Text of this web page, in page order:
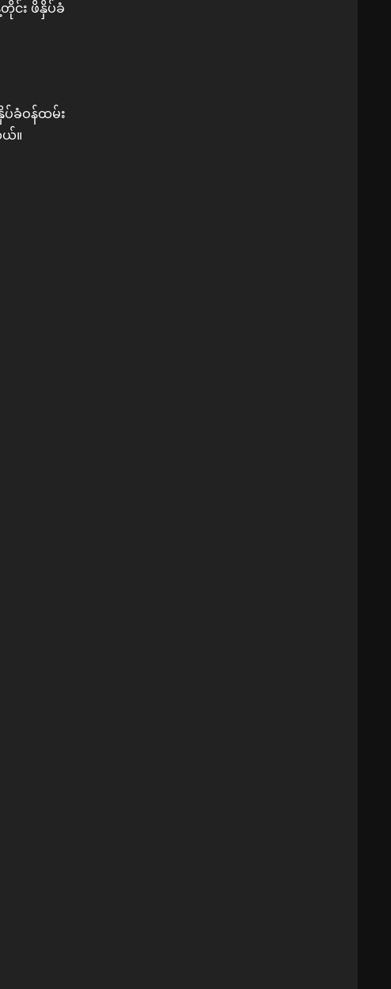
း ဖိနှိပ်ခံ
ခံဝန်ထမ်း
ယ်။